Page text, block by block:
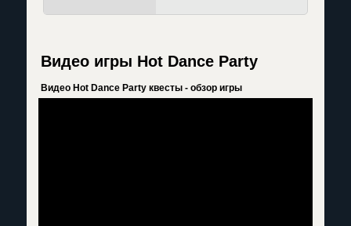
Видео игры Hot Dance Party
Видео Hot Dance Party квесты - обзор игры